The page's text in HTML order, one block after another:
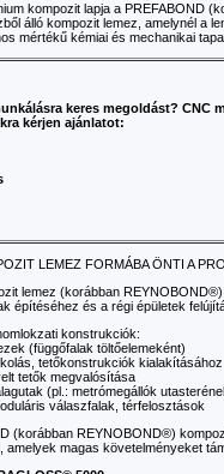
kompozit lapja a PREFABOND
álló kompozit lemez, amelynél a
mértékű kémiai és mechanikai
keres megoldást? CNC
kérjen ajánlatot:
LEMEZ FORMÁBA ÖNTI A
lemez (korábban
építéséhez és a régi épületek
konstrukciók:
(függőfalak töltőelemeként)
tetőkonstrukciók kialakításához
tetők megvalósítása
(pl.: metrómegállók
válaszfalak, térfelosztások
(korábban REYNOBOND®)
amelyek magas követelményeket